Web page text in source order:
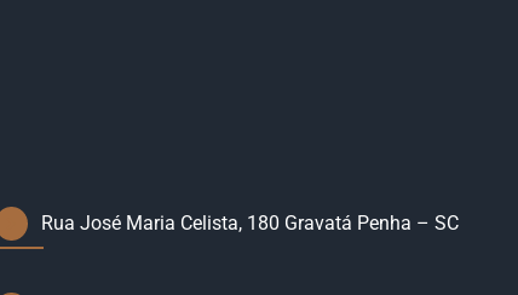
Rua José Maria Celista, 180 Gravatá Penha – SC